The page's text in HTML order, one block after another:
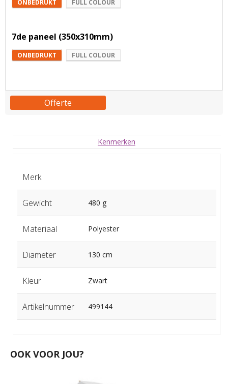
ONBEDRUKT FULL COLOUR
7de paneel (350x310mm)
ONBEDRUKT FULL COLOUR
Offerte
Kenmerken
Merk
Gewicht 480 g
Materiaal Polyester
Diameter 130 cm
Kleur Zwart
Artikelnummer 499144
OOK VOOR JOU?